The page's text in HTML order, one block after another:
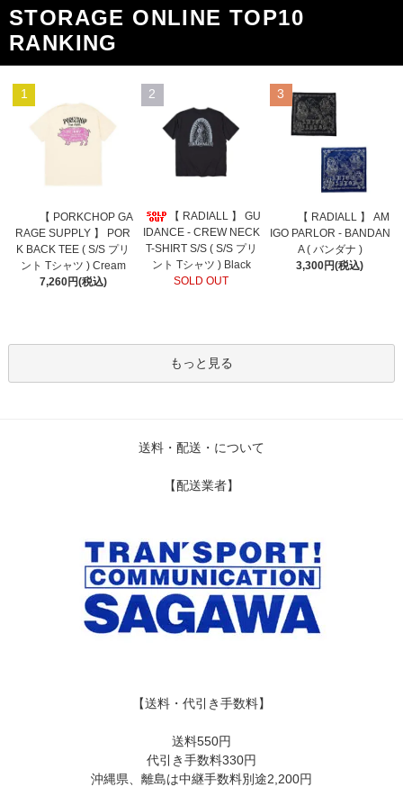
STORAGE ONLINE TOP10
RANKING
1
【 PORKCHOP GA
RAGE SUPPLY 】 POR
K BACK TEE ( S/S プリ
ント Tシャツ ) Cream
7,260円(税込)
2
【 RADIALL 】 GU
IDANCE - CREW NECK
T-SHIRT S/S ( S/S プリ
ント Tシャツ ) Black
SOLD OUT
3
【 RADIALL 】 AM
IGO PARLOR - BANDAN
A ( バンダナ )
3,300円(税込)
もっと見る
送料・配送・について
【配送業者】
【送料・代引き手数料】
送料550円
代引き手数料330円
沖縄県、離島は中継手数料別途2,200円